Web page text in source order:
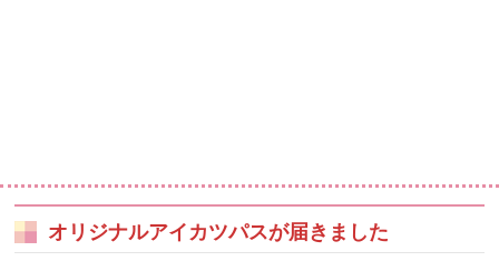
オリジナルアイカツパスが届きました